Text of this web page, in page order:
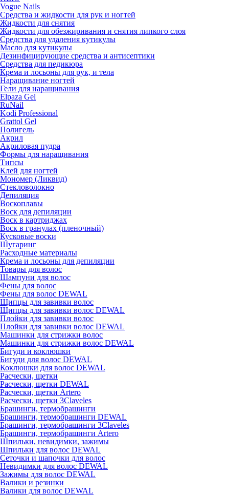
Vogue Nails
Средства и жидкости для рук и ногтей
Жидкости для снятия
Жидкости для обезжиривания и снятия липкого слоя
Средства для удаления кутикулы
Масло для кутикулы
Дезинфицирующие средства и антисептики
Средства для педикюра
Крема и лосьоны для рук, и тела
Наращивание ногтей
Гели для наращивания
Elpaza Gel
RuNail
Kodi Professional
Grattol Gel
Полигель
Акрил
Акриловая пудра
Формы для наращивания
Типсы
Клей для ногтей
Мономер (Ликвид)
Стекловолокно
Депиляция
Воскоплавы
Воск для депиляции
Воск в картриджах
Воск в гранулах (пленочный)
Кусковые воски
Шугаринг
Расходные материалы
Крема и лосьоны для депиляции
Товары для волос
Шампуни для волос
Фены для волос
Фены для волос DEWAL
Щипцы для завивки волос
Щипцы для завивки волос DEWAL
Плойки для завивки волос
Плойки для завивки волос DEWAL
Машинки для стрижки волос
Машинки для стрижки волос DEWAL
Бигуди и коклюшки
Бигуди для волос DEWAL
Коклюшки для волос DEWAL
Расчески, щетки
Расчески, щетки DEWAL
Расчески, щетки Artero
Расчески, щетки 3Claveles
Брашинги, термобрашинги
Брашинги, термобрашинги DEWAL
Брашинги, термобрашинги 3Claveles
Брашинги, термобрашинги Artero
Шпильки, невидимки, зажимы
Шпильки для волос DEWAL
Сеточки и шапочки для волос
Невидимки для волос DEWAL
Зажимы для волос DEWAL
Валики и резинки
Валики для волос DEWAL